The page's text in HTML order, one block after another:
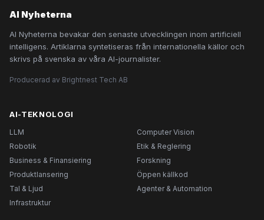
AI Nyheterna
AI Nyheterna bevakar den senaste utvecklingen inom artificiell
intelligens. Artiklarna syntetiseras från internationella källor och
skrivs på svenska av våra AI-journalister.
Producerad av Brightnest Tech AB
AI-TEKNOLOGI
LLM
Computer Vision
Robotik
Etik & Reglering
Business & Finansiering
Forskning
Produktlansering
Öppen källkod
Tal & Ljud
Agenter & Automation
Infrastruktur